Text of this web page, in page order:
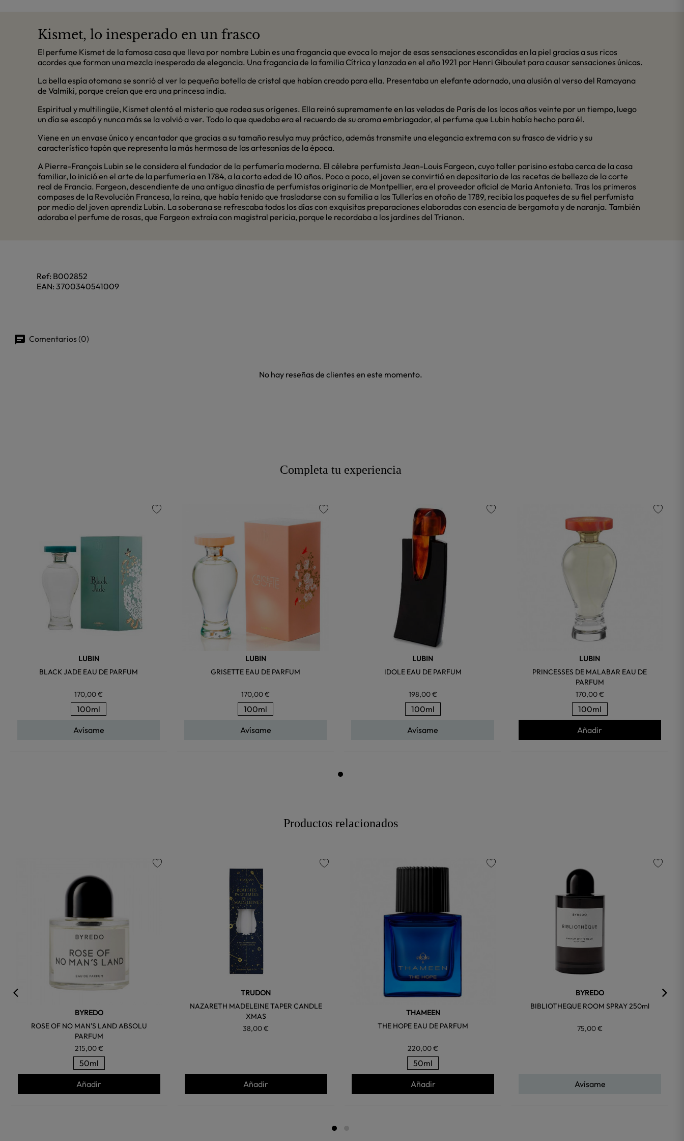
Kismet, lo inesperado en un frasco
El perfume Kismet de la famosa casa que lleva por nombre Lubin es una fragancia que evoca lo mejor de esas sensaciones escondidas en la piel gracias a sus ricos
acordes que forman una mezcla inesperada de elegancia. Una fragancia de la familia Cítrica y lanzada en el año 1921 por Henri Giboulet para causar sensaciones únicas.
La bella espía otomana se sonrió al ver la pequeña botella de cristal que habían creado para ella. Presentaba un elefante adornado, una alusión al verso del Ramayana
de Valmiki, porque creían que era una princesa india.
Espiritual y multilingüe, Kismet alentó el misterio que rodea sus orígenes. Ella reinó supremamente en las veladas de París de los locos años veinte por un tiempo, luego
un día se escapó y nunca más se la volvió a ver. Todo lo que quedaba era el recuerdo de su aroma embriagador, el perfume que Lubin había hecho para él.
Viene en un envase único y encantador que gracias a su tamaño resulya muy práctico, además transmite una elegancia extrema con su frasco de vidrio y su
característico tapón que representa la más hermosa de las artesanías de la época.
A Pierre-François Lubin se le considera el fundador de la perfumería moderna. El célebre perfumista Jean-Louis Fargeon, cuyo taller parisino estaba cerca de la casa
familiar, lo inició en el arte de la perfumería en 1784, a la corta edad de 10 años. Poco a poco, el joven se convirtió en depositario de las recetas de belleza de la corte
real de Francia. Fargeon, descendiente de una antigua dinastía de perfumistas originaria de Montpellier, era el proveedor oficial de María Antonieta. Tras los primeros
compases de la Revolución Francesa, la reina, que había tenido que trasladarse con su familia a las Tullerías en otoño de 1789, recibía los paquetes de su fiel perfumista
por medio del joven aprendiz Lubin. La soberana se refrescaba todos los días con exquisitas preparaciones elaboradas con esencia de bergamota y de naranja. También
adoraba el perfume de rosas, que Fargeon extraía con magistral pericia, porque le recordaba a los jardines del Trianon.
Ref: B002852
EAN: 3700340541009
Comentarios (0)
No hay reseñas de clientes en este momento.
Completa tu experiencia
LUBIN
BLACK JADE EAU DE PARFUM
170,00 €
100ml
Avísame
LUBIN
GRISETTE EAU DE PARFUM
170,00 €
favorite
100ml
Avísame
LUBIN
IDOLE EAU DE PARFUM
198,00 €
100ml
Avísame
LUBIN
PRINCESSES DE MALABAR EAU DE
PARFUM
170,00 €
100ml
Añadir
Productos relacionados
BYREDO
ROSE OF NO MAN'S LAND ABSOLU
PARFUM
215,00 €
50ml
Añadir
TRUDON
NAZARETH MADELEINE TAPER CANDLE
XMAS
38,00 €
Añadir
THAMEEN
THE HOPE EAU DE PARFUM
220,00 €
50ml
Añadir
BYREDO
BIBLIOTHEQUE ROOM SPRAY 250ml
75,00 €
Avísame